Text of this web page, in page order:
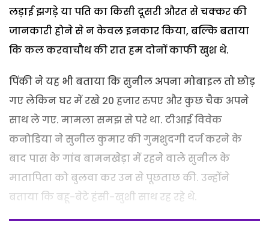
लड़ाई झगड़े या पति का किसी दूसरी औरत से चक्कर की
जानकारी होने से न केवल इनकार किया, बल्कि बताया
कि कल करवाचौथ की रात हम दोनों काफी खुश थे.
पिंकी ने यह भी बताया कि सुनील अपना मोबाइल तो छोड़
गए लेकिन घर में रखे 20 हजार रुपए और कुछ चैक अपने
साथ ले गए. मामला समझ से परे था. टीआई विवेक
कनोडिया ने सुनील कुमार की गुमशुदगी दर्ज करने के
बाद पास के गांव बामनखेड़ा में रहने वाले सुनील के
मातापिता को बुलवा कर उन से पूछताछ की. उन्होंने
बताया कि बहू-बेटे हंसी-खुशी साथ रह रहे थे.